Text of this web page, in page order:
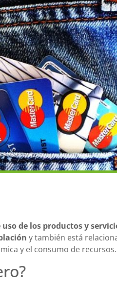
de los productos y
y también está
y el consumo de recursos.